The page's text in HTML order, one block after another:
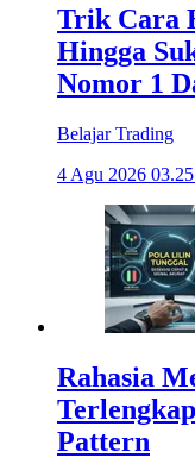
Trik Cara
Hingga
Nomor 1
Belajar Trading
4 Agu 2026
Rahasia
Pattern